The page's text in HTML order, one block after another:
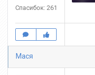
Спасибок: 261
Мася